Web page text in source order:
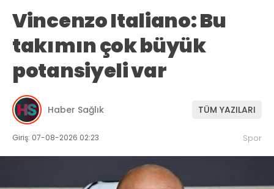
Vincenzo Italiano: Bu
takımın çok büyük
potansiyeli var
Haber Sağlık TÜM YAZILARI
Giriş: 07-08-2026 02:23 Spor